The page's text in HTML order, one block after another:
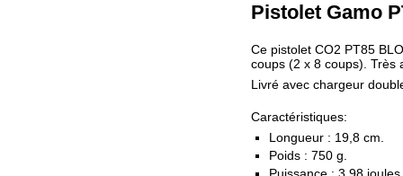
Pistolet Gamo
Ce pistolet CO2 PT85
coups (2 x 8 coups). Très
Livré avec chargeur
Caractéristiques:
Longueur : 19,8 cm.
Poids : 750 g.